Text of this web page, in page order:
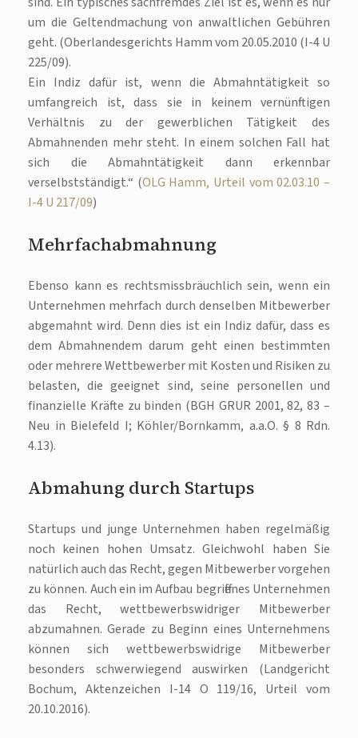
um die Geltendmachung von anwaltlichen Gebühren
geht. (Oberlandesgerichts Hamm vom 20.05.2010 (I-4 U
225/09).
Ein Indiz dafür ist, wenn die Abmahntätigkeit so
umfangreich ist, dass sie in keinem vernünftigen
Verhältnis zu der gewerblichen Tätigkeit des
Abmahnenden mehr steht. In einem solchen Fall hat
sich die Abmahntätigkeit dann erkennbar
verselbstständigt.“ (OLG Hamm, Urteil vom 02.03.10 –
I-4 U 217/09)
Mehrfachabmahnung
Ebenso kann es rechtsmissbräuchlich sein, wenn ein
Unternehmen mehrfach durch denselben Mitbewerber
abgemahnt wird. Denn dies ist ein Indiz dafür, dass es
dem Abmahnendem darum geht einen bestimmten
oder mehrere Wettbewerber mit Kosten und Risiken zu
belasten, die geeignet sind, seine personellen und
finanzielle Kräfte zu binden (BGH GRUR 2001, 82, 83 –
Neu in Bielefeld I; Köhler/Bornkamm, a.a.O. § 8 Rdn.
4.13).
Abmahung durch Startups
Startups und junge Unternehmen haben regelmäßig
noch keinen hohen Umsatz. Gleichwohl haben Sie
natürlich auch das Recht, gegen Mitbewerber vorgehen
zu können. Auch ein im Aufbau begriffenes Unternehmen
das Recht, wettbewerbswidriger Mitbewerber
abzumahnen. Gerade zu Beginn eines Unternehmens
können sich wettbewerbswidrige Mitbewerber
besonders schwerwiegend auswirken (Landgericht
Bochum, Aktenzeichen I-14 O 119/16, Urteil vom
20.10.2016).